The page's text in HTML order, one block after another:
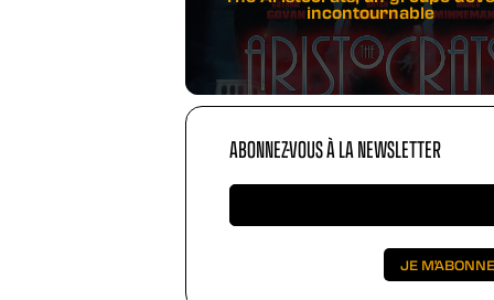
incontournable
ABONNEZ-VOUS À LA NEWSLETTER